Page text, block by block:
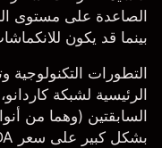
بينما قد يكون
التطورات التكنولوجية
الرئيسية لشبكة
السابقتين (وهما من